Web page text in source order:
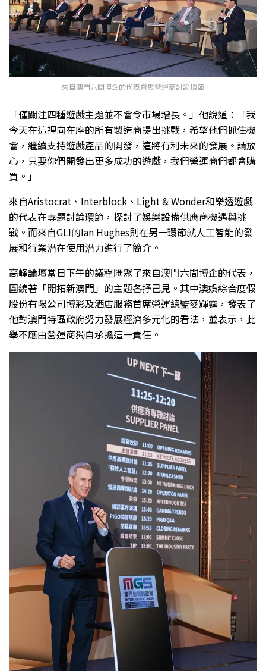
來自澳門六間博企的代表齊聚營運商討論環節
「僅關注四種遊戲主題並不會令市場增長。」他說道：「我
今天在這裡向在座的所有製造商提出挑戰，希望他們抓住機
會，繼續支持遊戲產品的開發，這將有利未來的發展。請放
心，只要你們開發出更多成功的遊戲，我們營運商們都會購
買。」
來自Aristocrat、Interblock、Light & Wonder和樂透遊戲
的代表在專題討論環節，探討了娛樂設備供應商機遇與挑
戰。而來自GLI的Ian Hughes則在另一環節就人工智能的發
展和行業潛在使用潛力進行了簡介。
高峰論壇當日下午的議程匯聚了來自澳門六間博企的代表，
圍繞著「開拓新澳門」的主題各抒己見。其中澳娛綜合度假
股份有限公司博彩及酒店服務首席營運總監麥輝霆，發表了
他對澳門特區政府努力發展經濟多元化的看法，並表示，此
舉不應由營運商獨自承擔這一責任。